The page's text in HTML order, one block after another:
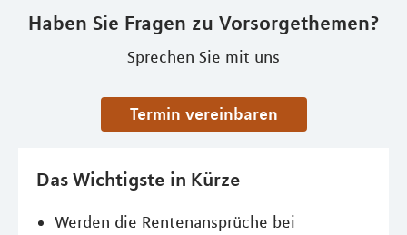
Haben Sie Fragen zu Vorsorgethemen?
Sprechen Sie mit uns
Termin vereinbaren
Das Wichtigste in Kürze
Werden die Rentenansprüche bei